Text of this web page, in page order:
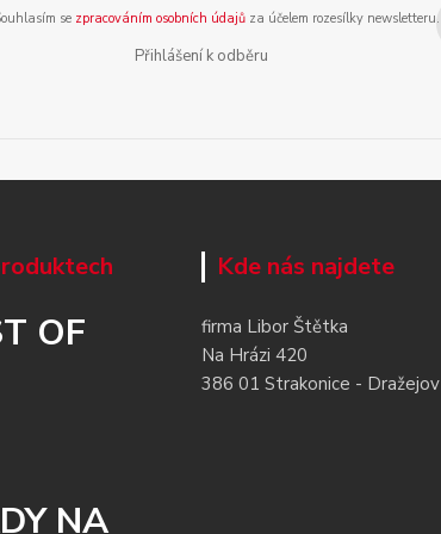
se zpracováním osobních údajůza účelem rozesílky newsletteru.
Přihlášení k odběru
OF
NA
Kde nás najdete
firma Libor Štětka
Na Hrázi 420
386 01 Strakonice - Dražejov